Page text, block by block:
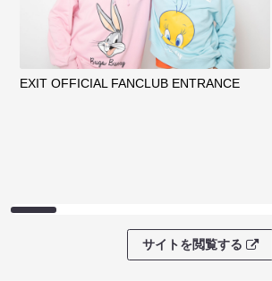
EXIT OFFICIAL FANCLUB ENTRANCE
サイトを閲覧する